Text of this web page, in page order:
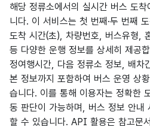
해당 정류소에서의 실시간 버스 도
니다. 이 서비스는 첫 번째·두 번째
도착 시간(초), 차량번호, 버스유형,
등 다양한 운행 정보를 상세히 제공
정여행시간, 다음 정류소 정보, 배차
본 정보까지 포함하여 버스 운영 상
습니다. 이를 통해 이용자는 정확한
동 판단이 가능하며, 버스 정보 안내
할 수 있습니다. API 활용은 참고문